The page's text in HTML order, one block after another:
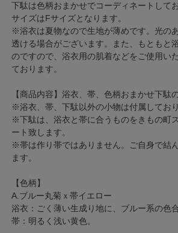
下駄は色柄おまかせでコーディネートして
サイズはFサイズとなります。
※浴衣は夏物なので生地が薄めです。光の
透ける場合がございます。また、もともと
のですので、浴衣用の肌着などをご使用い
ております。
【商品内容】浴衣、帯、色柄おまかせ下駄
※浴衣、帯、下駄以外の小物は付属しており
※下駄は、浴衣と帯に合うものをきもの町
ート致します。
※帯は作り帯ではありません。ご自身で結
ます。
【色柄】
A.ブルー丸菊ｘ帯イエロー
浴衣：ごく薄い生成り地に、ブルー系の色
帯：明るく浅い黄色。